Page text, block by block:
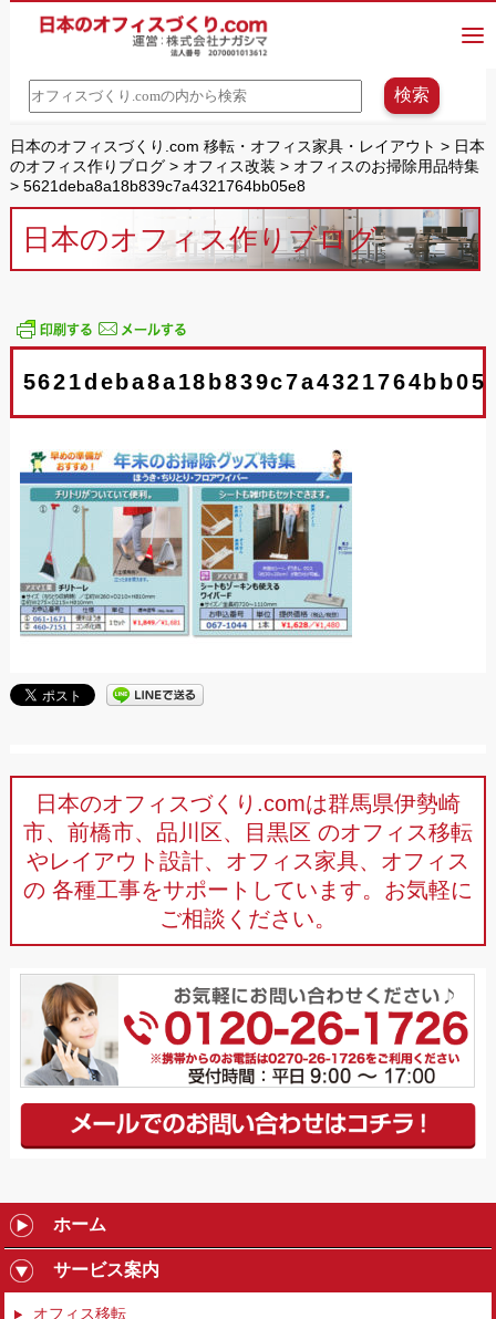
日本のオフィスづくり.com 移転・オフィス家具・レイアウト > 日本
のオフィス作りブログ> オフィス改装 > オフィスのお掃除用品特集
> 5621deba8a18b839c7a4321764bb05e8
日本のオフィス作りブログ
日本のオフィスづくり.comは群馬県伊勢崎
市、前橋市、品川区、目黒区 のオフィス移転
やレイアウト設計、オフィス家具、オフィス
の 各種工事をサポートしています。お気軽に
ご相談ください。
ホーム
サービス案内
オフィス移転